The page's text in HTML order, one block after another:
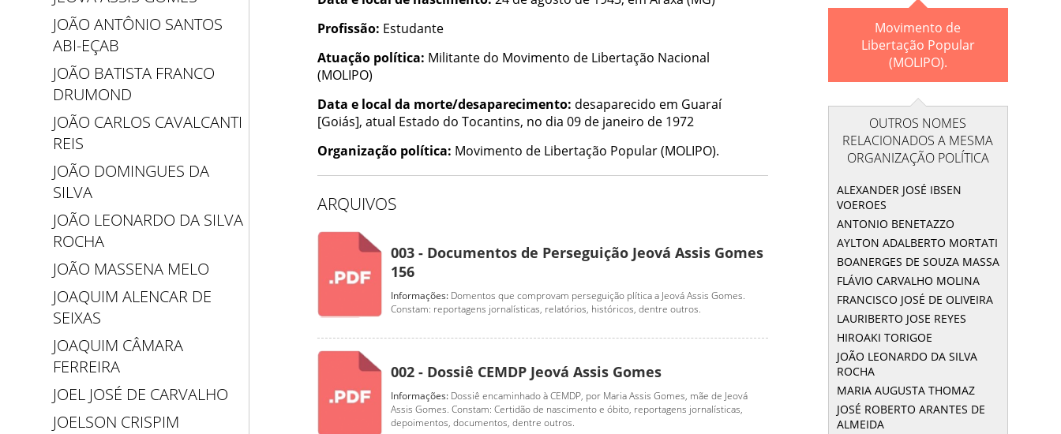
JOÃO ANTÔNIO SANTOS
ABI-EÇAB
JOÃO BATISTA FRANCO
DRUMOND
JOÃO CARLOS CAVALCANTI
REIS
JOÃO DOMINGUES DA
SILVA
JOÃO LEONARDO DA SILVA
ROCHA
JOÃO MASSENA MELO
JOAQUIM ALENCAR DE
SEIXAS
JOAQUIM CÂMARA
FERREIRA
JOEL JOSÉ DE CARVALHO
JOELSON CRISPIM
Profissão: Estudante
Atuação política: Militante do Movimento de Libertação Nacional
(MOLIPO)
Data e local da morte/desaparecimento: desaparecido em Guaraí
[Goiás], atual Estado do Tocantins, no dia 09 de janeiro de 1972
Organização política: Movimento de Libertação Popular (MOLIPO).
ARQUIVOS
003 - Documentos de Perseguição Jeová Assis Gomes
156
Informações: Domentos que comprovam perseguição plítica a Jeová Assis Gomes.
Constam: reportagens jornalísticas, relatórios, históricos, dentre outros.
002 - Dossiê CEMDP Jeová Assis Gomes
Informações: Dossiê encaminhado à CEMDP, por Maria Assis Gomes, mãe de Jeová
Assis Gomes. Constam: Certidão de nascimento e óbito, reportagens jornalísticas,
depoimentos, documentos, dentre outros.
Movimento de
Libertação Popular
(MOLIPO).
OUTROS NOMES
RELACIONADOS A MESMA
ORGANIZAÇÃO POLÍTICA
ALEXANDER JOSÉ IBSEN
VOEROES
ANTONIO BENETAZZO
AYLTON ADALBERTO MORTATI
BOANERGES DE SOUZA MASSA
FLÁVIO CARVALHO MOLINA
FRANCISCO JOSÉ DE OLIVEIRA
LAURIBERTO JOSE REYES
HIROAKI TORIGOE
JOÃO LEONARDO DA SILVA
ROCHA
MARIA AUGUSTA THOMAZ
JOSÉ ROBERTO ARANTES DE
ALMEIDA